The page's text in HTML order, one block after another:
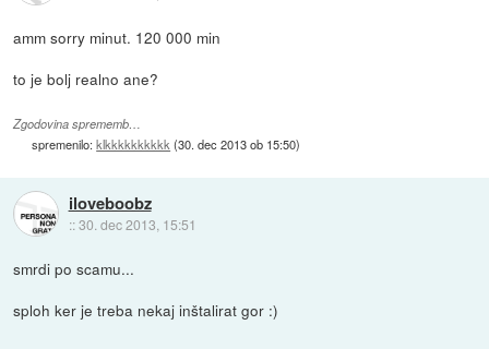
amm sorry minut. 120 000 min
to je bolj realno ane?
Zgodovina sprememb…
spremenilo:klkkkkkkkkkk (30. dec 2013 ob 15:50)
iloveboobz
::30. dec 2013, 15:51
smrdi po scamu...
sploh ker je treba nekaj inštalirat gor :)